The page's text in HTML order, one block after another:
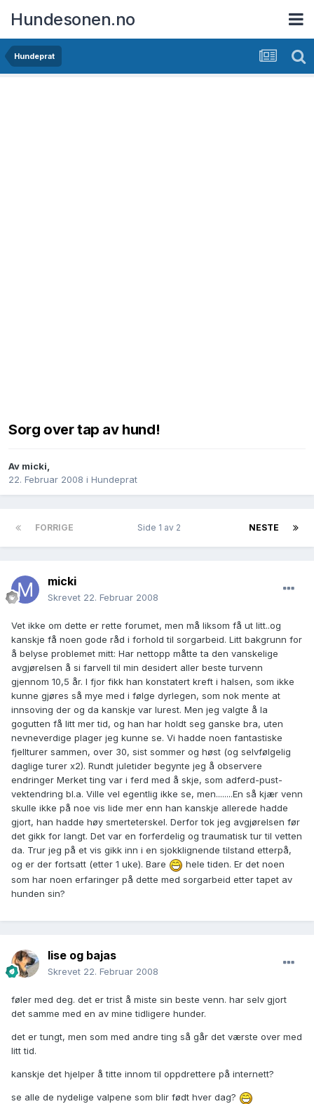
Hundesonen.no
Hundeprat
Sorg over tap av hund!
Av micki,
22. Februar 2008 i Hundeprat
FORRIGE NESTE
Side 1 av 2
micki
Skrevet 22. Februar 2008
Vet ikke om dette er rette forumet, men må liksom få ut litt..og
kanskje få noen gode råd i forhold til sorgarbeid. Litt bakgrunn for
å belyse problemet mitt: Har nettopp måtte ta den vanskelige
avgjørelsen å si farvell til min desidert aller beste turvenn
gjennom 10,5 år. I fjor fikk han konstatert kreft i halsen, som ikke
kunne gjøres så mye med i følge dyrlegen, som nok mente at
innsoving der og da kanskje var lurest. Men jeg valgte å la
gogutten få litt mer tid, og han har holdt seg ganske bra, uten
nevneverdige plager jeg kunne se. Vi hadde noen fantastiske
fjellturer sammen, over 30, sist sommer og høst (og selvfølgelig
daglige turer x2). Rundt juletider begynte jeg å observere
endringer Merket ting var i ferd med å skje, som adferd-pust-
vektendring bl.a. Ville vel egentlig ikke se, men........En så kjær venn
skulle ikke på noe vis lide mer enn han kanskje allerede hadde
gjort, han hadde høy smerteterskel. Derfor tok jeg avgjørelsen før
det gikk for langt. Det var en forferdelig og traumatisk tur til vetten
da. Trur jeg på et vis gikk inn i en sjokklignende tilstand etterpå,
og er der fortsatt (etter 1 uke). Bare
hele tiden. Er det noen
som har noen erfaringer på dette med sorgarbeid etter tapet av
hunden sin?
lise og bajas
Skrevet 22. Februar 2008
føler med deg. det er trist å miste sin beste venn. har selv gjort
det samme med en av mine tidligere hunder.
det er tungt, men som med andre ting så går det værste over med
litt tid.
kanskje det hjelper å titte innom til oppdrettere på internett?
se alle de nydelige valpene som blir født hver dag?